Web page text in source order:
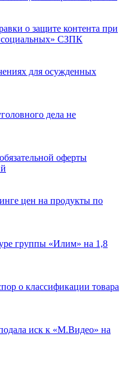
о защите контента при
СЗПК
для осужденных
дела не
оферты
цен на продукты по
группы «Илим» на 1,8
о классификации товара
иск к «М.Видео» на